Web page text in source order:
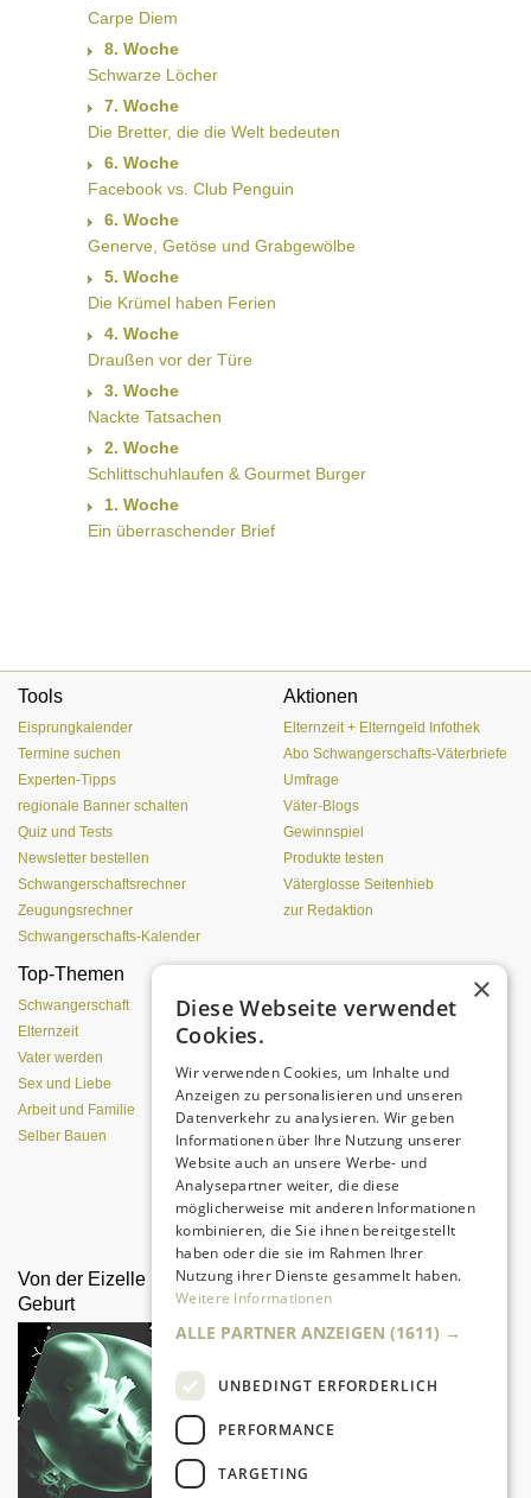
Carpe Diem
8. Woche
Schwarze Löcher
7. Woche
Die Bretter, die die Welt bedeuten
6. Woche
Facebook vs. Club Penguin
6. Woche
Generve, Getöse und Grabgewölbe
5. Woche
Die Krümel haben Ferien
4. Woche
Draußen vor der Türe
3. Woche
Nackte Tatsachen
2. Woche
Schlittschuhlaufen & Gourmet Burger
1. Woche
Ein überraschender Brief
Tools
Eisprungkalender
Termine suchen
Experten-Tipps
regionale Banner schalten
Quiz und Tests
Newsletter bestellen
Schwangerschaftsrechner
Zeugungsrechner
Schwangerschafts-Kalender
Aktionen
Elternzeit + Elterngeld Infothek
Abo Schwangerschafts-Väterbriefe
Umfrage
Väter-Blogs
Gewinnspiel
Produkte testen
Väterglosse Seitenhieb
zur Redaktion
Top-Themen
Schwangerschaft
Elternzeit
Vater werden
Sex und Liebe
Arbeit und Familie
Selber Bauen
(Pizzaofen) selber bauen
Da sind Kinder mit Begeisterung
dabei.
Von der Eizelle bis zur
Geburt
Vater-Kind-Beziehung in
der Stillzeit:
×
Diese Webseite verwendet
Cookies.
Wir verwenden Cookies, um Inhalte und
Anzeigen zu personalisieren und unseren
Datenverkehr zu analysieren. Wir geben
Informationen über Ihre Nutzung unserer
Website auch an unsere Werbe- und
Analysepartner weiter, die diese
möglicherweise mit anderen Informationen
kombinieren, die Sie ihnen bereitgestellt
haben oder die sie im Rahmen Ihrer
Nutzung ihrer Dienste gesammelt haben.
Weitere Informationen
ALLE PARTNER ANZEIGEN (1611) →
UNBEDINGT ERFORDERLICH
PERFORMANCE
TARGETING